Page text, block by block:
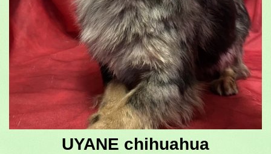
UYANE chihuahua